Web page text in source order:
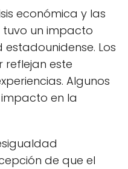
económica y las
un impacto
Los
reflejan este
Algunos
en la
de que el